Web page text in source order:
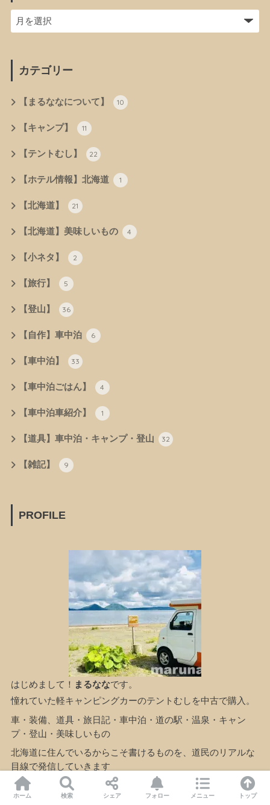
カテゴリー
【まるななについて】 10
【キャンプ】 11
【テントむし】 22
【ホテル情報】北海道 1
【北海道】 21
【北海道】美味しいもの 4
【小ネタ】 2
【旅行】 5
【登山】 36
【自作】車中泊 6
【車中泊】 33
【車中泊ごはん】 4
【車中泊車紹介】 1
【道具】車中泊・キャンプ・登山 32
【雑記】 9
PROFILE
はじめまして！ まるななです。
憧れていた軽キャンピングカーのテントむしを中古で購入。
車・装備、道具・旅日記・車中泊・道の駅・温泉・キャン
プ・登山・美味しいもの
北海道に住んでいるからこそ書けるものを、道民のリアルな
目線で発信していきます
もっと詳しく見る
ホーム 検索 シェア フォロー メニュー トップ